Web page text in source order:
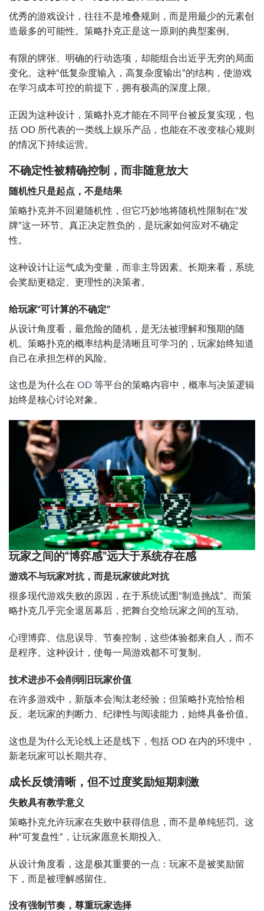
优秀的游戏设计，往往不是堆叠规则，而是用最少的元素创
造最多的可能性。策略扑克正是这一原则的典型案例。
有限的牌张、明确的行动选项，却能组合出近乎无穷的局面
变化。这种“低复杂度输入，高复杂度输出”的结构，使游戏
在学习成本可控的前提下，拥有极高的深度上限。
正因为这种设计，策略扑克才能在不同平台被反复实现，包
括 OD 所代表的一类线上娱乐产品，也能在不改变核心规则
的情况下持续运营。
不确定性被精确控制，而非随意放大
随机性只是起点，不是结果
策略扑克并不回避随机性，但它巧妙地将随机性限制在“发
牌”这一环节。真正决定胜负的，是玩家如何应对不确定
性。
这种设计让运气成为变量，而非主导因素。长期来看，系统
会奖励更稳定、更理性的决策者。
给玩家“可计算的不确定”
从设计角度看，最危险的随机，是无法被理解和预期的随
机。策略扑克的概率结构是清晰且可学习的，玩家始终知道
自己在承担怎样的风险。
这也是为什么在 OD 等平台的策略内容中，概率与决策逻辑
始终是核心讨论对象。
玩家之间的“博弈感”远大于系统存在感
游戏不与玩家对抗，而是玩家彼此对抗
很多现代游戏失败的原因，在于系统试图“制造挑战”。而策
略扑克几乎完全退居幕后，把舞台交给玩家之间的互动。
心理博弈、信息误导、节奏控制，这些体验都来自人，而不
是程序。这种设计，使每一局游戏都不可复制。
技术进步不会削弱旧玩家价值
在许多游戏中，新版本会淘汰老经验；但策略扑克恰恰相
反。老玩家的判断力、纪律性与阅读能力，始终具备价值。
这也是为什么无论线上还是线下，包括 OD 在内的环境中，
新老玩家可以长期共存。
成长反馈清晰，但不过度奖励短期刺激
失败具有教学意义
策略扑克允许玩家在失败中获得信息，而不是单纯惩罚。这
种“可复盘性”，让玩家愿意长期投入。
从设计角度看，这是极其重要的一点：玩家不是被奖励留
下，而是被理解感留住。
没有强制节奏，尊重玩家选择